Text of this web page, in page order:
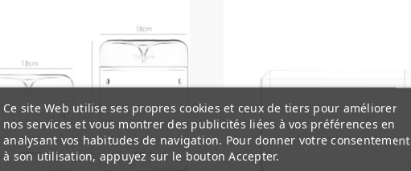
Ce site Web utilise ses propres cookies et ceux de tiers pour améliorer
nos services et vous montrer des publicités liées à vos préférences en
analysant vos habitudes de navigation. Pour donner votre consentement
à son utilisation, appuyez sur le bouton Accepter.